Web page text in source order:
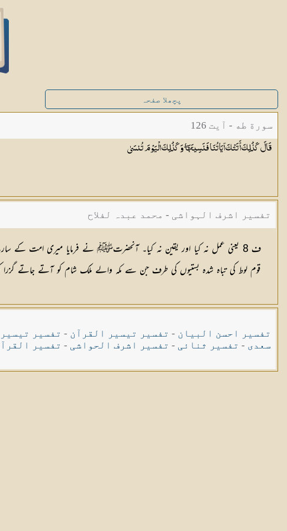
پچھلا صفحہ
سورة طه - آیت 126
قَالَ كَذَٰلِكَ أَتَتْكَ آيَاتُنَا فَنَسِيتَهَا ۖ وَكَذَٰلِكَ الْيَوْمَتُنسَىٰ
تفسیر اشرف الہواشی - محمد عبدہ لفلاح
ف 8 یعنی عمل نہ کیا اور یقین نہ کیا۔ آنحضرتﷺ نے فرمایا میری امت کے
قوم لوط کی تباہ شدہ بستیوں کی طرف جن سے مکہ والے ملک شام کو آتے جاتے
تفسیر احسن البیان - تفسیر تیسیر القرآن - تفسیر
سعدی - تفسیر ثنائی - تفسیر اشرف الحواشی - تفسیر